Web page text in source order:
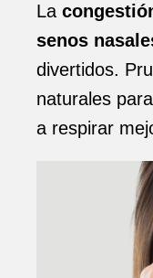
La
senos
divertidos.
naturales
a respirar